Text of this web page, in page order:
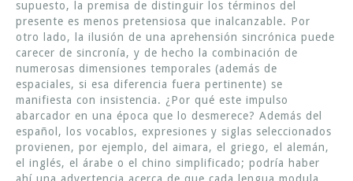
supuesto, la premisa de distinguir los términos del
presente es menos pretensiosa que inalcanzable. Por
otro lado, la ilusión de una aprehensión sincrónica puede
carecer de sincronía, y de hecho la combinación de
numerosas dimensiones temporales (además de
espaciales, si esa diferencia fuera pertinente) se
manifiesta con insistencia. ¿Por qué este impulso
abarcador en una época que lo desmerece? Además del
español, los vocablos, expresiones y siglas seleccionados
provienen, por ejemplo, del aimara, el griego, el alemán,
el inglés, el árabe o el chino simplificado; podría haber